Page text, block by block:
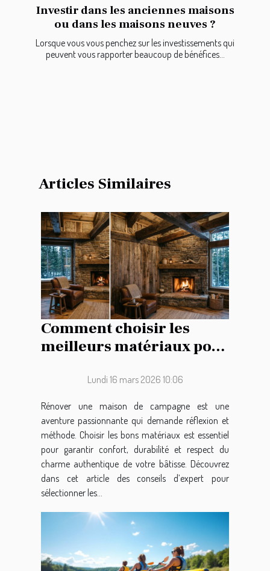
Investir dans les anciennes maisons
ou dans les maisons neuves ?
Lorsque vous vous penchez sur les investissements qui
peuvent vous rapporter beaucoup de bénéfices...
Articles Similaires
Comment choisir les
meilleurs matériaux pour
maison de campagne ?
Lundi 16 mars 2026 10:06
Rénover une maison de campagne est une
aventure passionnante qui demande réflexion et
méthode. Choisir les bons matériaux est essentiel
pour garantir confort, durabilité et respect du
charme authentique de votre bâtisse. Découvrez
dans cet article des conseils d’expert pour
sélectionner les...